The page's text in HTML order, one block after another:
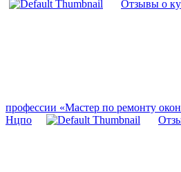
Отзывы о
профессии «Мастер по ремонту
Нцпо